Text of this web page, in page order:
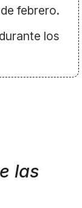
febrero.
los
las